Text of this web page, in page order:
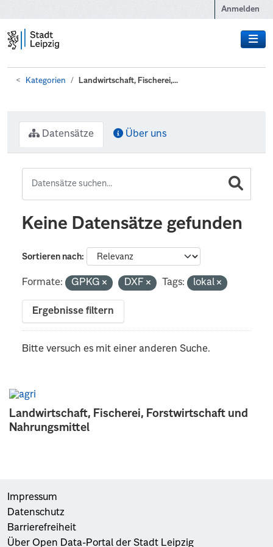
Anmelden
Kategorien Landwirtschaft, Fischerei,...
Landwirtschaft, Fischerei, Forstwirtschaft und
Nahrungsmittel
Datensätze Über uns
Keine Datensätze gefunden
Sortieren nach
Formate: GPKG DXF Tags: lokal
Ergebnisse filtern
Bitte versuch es mit einer anderen Suche.
Impressum
Datenschutz
Barrierefreiheit
Über Open Data-Portal der Stadt Leipzig